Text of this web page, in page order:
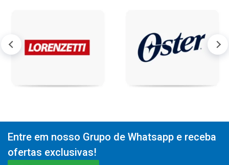
Entre em nosso Grupo de Whatsapp e receba
ofertas exclusivas!